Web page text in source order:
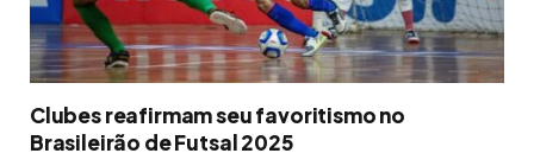
Clubes reafirmam seu favoritismo no
Brasileirão de Futsal 2025